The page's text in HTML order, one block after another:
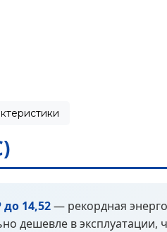
до 14,52— рекордная
дешевле в эксплуатации,